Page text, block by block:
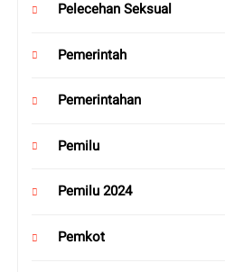
Pelecehan Seksual
Pemerintah
Pemerintahan
Pemilu
Pemilu 2024
Pemkot